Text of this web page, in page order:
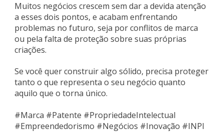
Muitos negócios crescem sem dar a devida atenção
a esses dois pontos, e acabam enfrentando
problemas no futuro, seja por conflitos de marca
ou pela falta de proteção sobre suas próprias
criações.
Se você quer construir algo sólido, precisa proteger
tanto o que representa o seu negócio quanto
aquilo que o torna único.
#Marca #Patente #PropriedadeIntelectual
#Empreendedorismo #Negócios #Inovação #INPI